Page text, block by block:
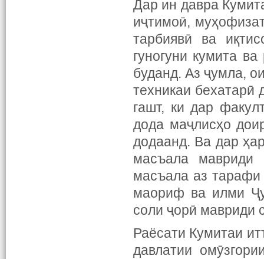
Дар ин давра
иҷтимоӣ,
тарбиявӣ ва
гуногуни кумита
буданд. Аз ҷумла,
техникаи
гашт, ки дар
дода маҷлисҳо
додаанд. Ва дар
масъала
масъала аз тарафи
маориф ва илми
соли ҷорӣ мавриди
Раёсати Кумитаи
давлатии